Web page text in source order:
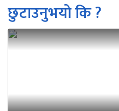
छुटाउनुभयो कि ?